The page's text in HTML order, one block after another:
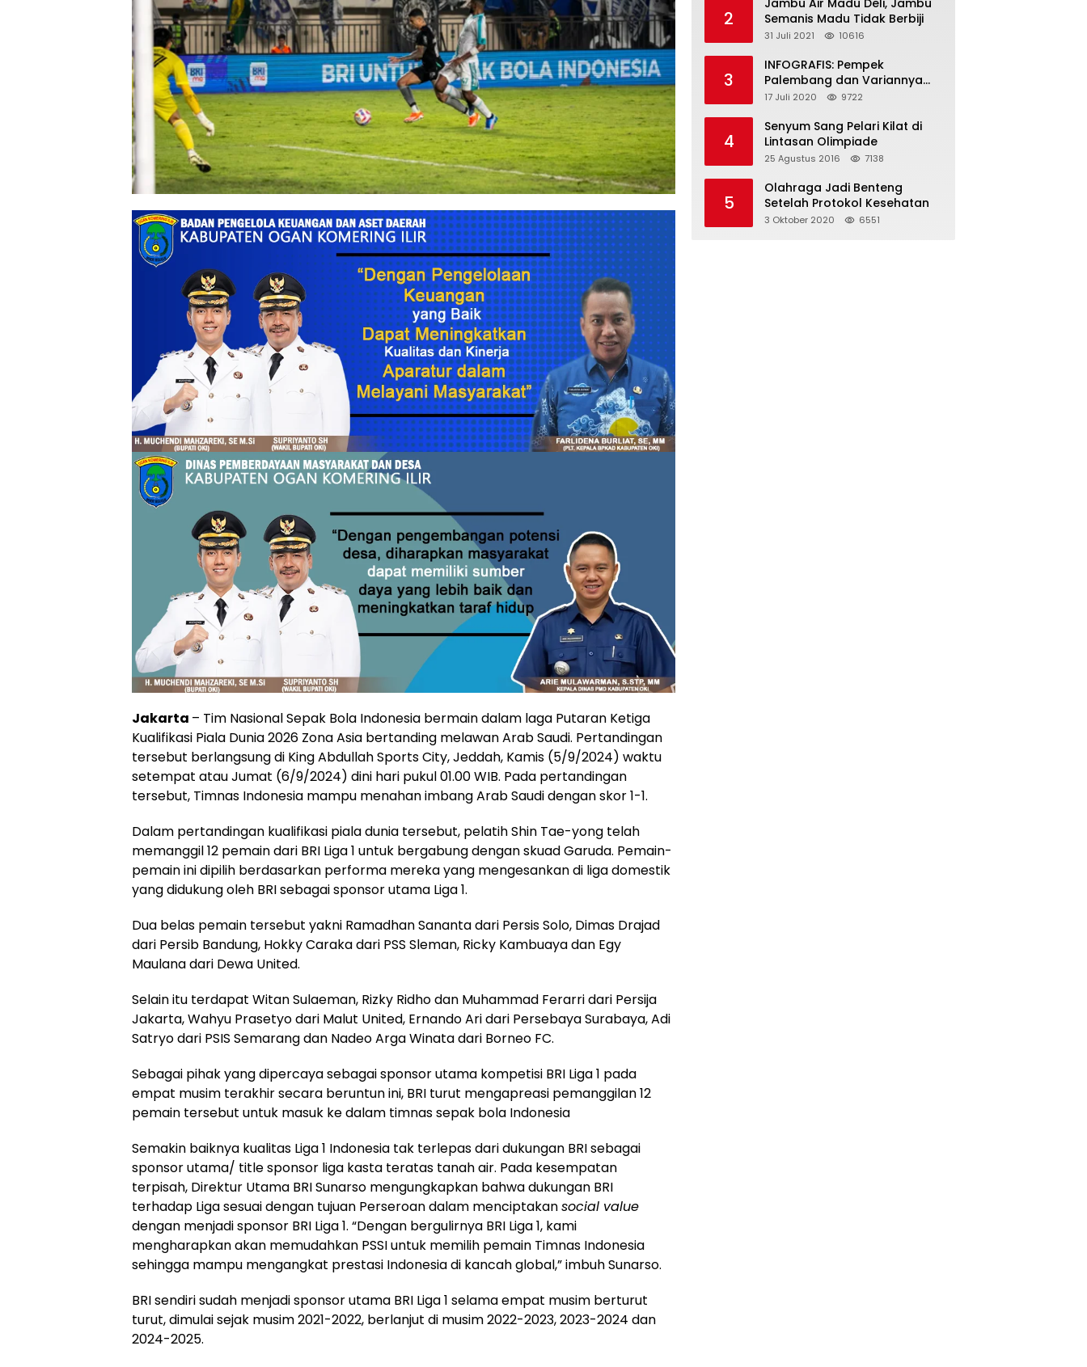
Jakarta – Tim Nasional Sepak Bola Indonesia bermain dalam laga Putaran Ketiga
Kualifikasi Piala Dunia 2026 Zona Asia bertanding melawan Arab Saudi. Pertandingan
tersebut berlangsung di King Abdullah Sports City, Jeddah, Kamis (5/9/2024) waktu
setempat atau Jumat (6/9/2024) dini hari pukul 01.00 WIB. Pada pertandingan
tersebut, Timnas Indonesia mampu menahan imbang Arab Saudi dengan skor 1-1.
Dalam pertandingan kualifikasi piala dunia tersebut, pelatih Shin Tae-yong telah
memanggil 12 pemain dari BRI Liga 1 untuk bergabung dengan skuad Garuda. Pemain-
pemain ini dipilih berdasarkan performa mereka yang mengesankan di liga domestik
yang didukung oleh BRI sebagai sponsor utama Liga 1.
Dua belas pemain tersebut yakni Ramadhan Sananta dari Persis Solo, Dimas Drajad
dari Persib Bandung, Hokky Caraka dari PSS Sleman, Ricky Kambuaya dan Egy
Maulana dari Dewa United.
Selain itu terdapat Witan Sulaeman, Rizky Ridho dan Muhammad Ferarri dari Persija
Jakarta, Wahyu Prasetyo dari Malut United, Ernando Ari dari Persebaya Surabaya, Adi
Satryo dari PSIS Semarang dan Nadeo Arga Winata dari Borneo FC.
Sebagai pihak yang dipercaya sebagai sponsor utama kompetisi BRI Liga 1 pada
empat musim terakhir secara beruntun ini, BRI turut mengapreasi pemanggilan 12
pemain tersebut untuk masuk ke dalam timnas sepak bola Indonesia
Semakin baiknya kualitas Liga 1 Indonesia tak terlepas dari dukungan BRI sebagai
sponsor utama/ title sponsor liga kasta teratas tanah air. Pada kesempatan
terpisah, Direktur Utama BRI Sunarso mengungkapkan bahwa dukungan BRI
terhadap Liga sesuai dengan tujuan Perseroan dalam menciptakansocial value
dengan menjadi sponsor BRI Liga 1. “Dengan bergulirnya BRI Liga 1, kami
mengharapkan akan memudahkan PSSI untuk memilih pemain Timnas Indonesia
sehingga mampu mengangkat prestasi Indonesia di kancah global,” imbuh Sunarso.
BRI sendiri sudah menjadi sponsor utama BRI Liga 1 selama empat musim berturut
turut, dimulai sejak musim 2021-2022, berlanjut di musim 2022-2023, 2023-2024 dan
2024-2025.
2
Jambu Air Madu Deli, Jambu
Semanis Madu Tidak Berbiji
31 Juli 2021 10616
3
INFOGRAFIS: Pempek
Palembang dan Variannya
yang Melegenda
17 Juli 2020 9722
4
Senyum Sang Pelari Kilat di
Lintasan Olimpiade
25 Agustus 2016 7138
5
Olahraga Jadi Benteng
Setelah Protokol Kesehatan
3 Oktober 2020 6551